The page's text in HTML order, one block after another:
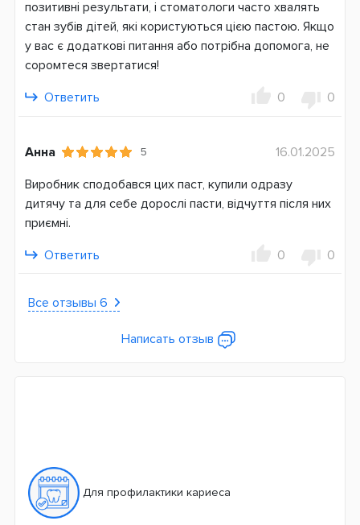
позитивні результати, і стоматологи часто хвалять
стан зубів дітей, які користуються цією пастою. Якщо
у вас є додаткові питання або потрібна допомога, не
соромтеся звертатися!
Ответить
0 0
Анна 5
16.01.2025
Виробник сподобався цих паст, купили одразу
дитячу та для себе дорослі пасти, відчуття після них
приємні.
Ответить
0 0
Все отзывы 6
Написать отзыв
Для профилактики кариеса